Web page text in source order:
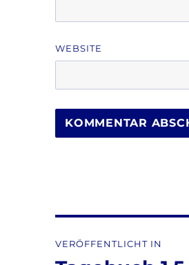
WEBSITE
VERÖFFENTLICHT IN